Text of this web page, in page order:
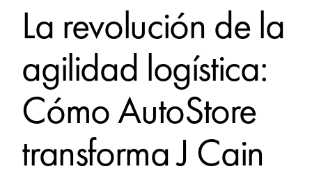
La revolución de la
agilidad logística:
Cómo AutoStore
transforma J Cain